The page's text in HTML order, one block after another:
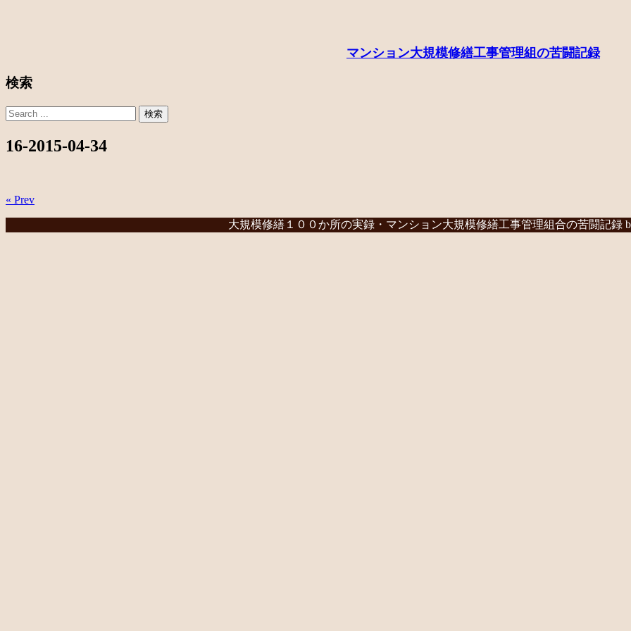
マンション大規模修繕工事管理組の苦闘記録
検索
16-2015-04-34
« Prev
大規模修繕１００か所の実録・マンション大規模修繕工事管理組合の苦闘記録